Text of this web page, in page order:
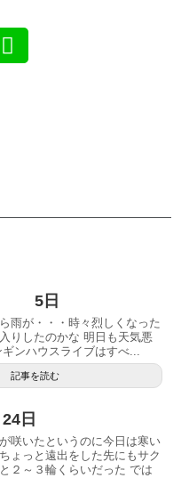
5日
雨が・・・時々烈しくなった
りしたのかな 明日も天気悪
ンハウスライブはすべ...
記事を読む
日
咲いたというのに今日は寒い
ょっと遠出をした先にもサク
２～３輪くらいだった では